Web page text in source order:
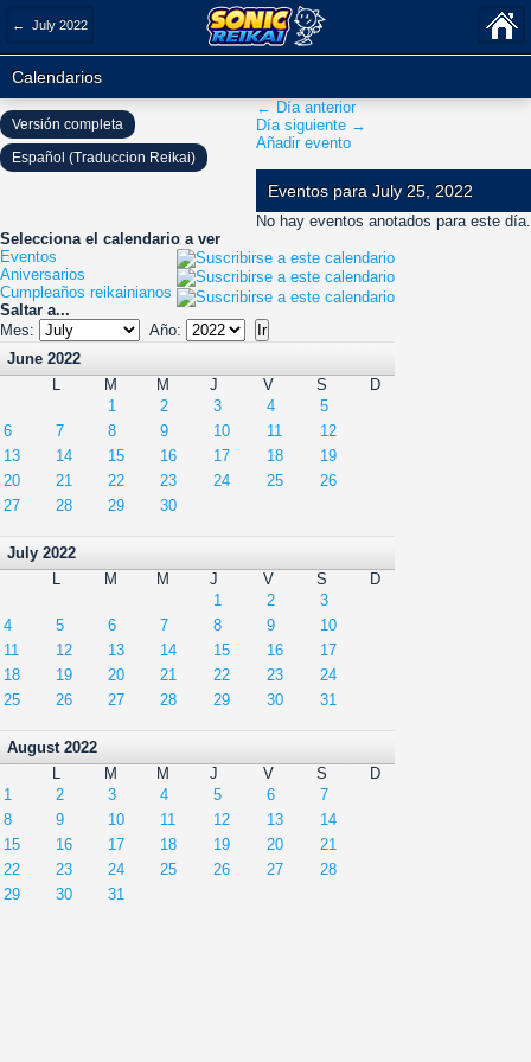
← July 2022
Calendarios
← Día anterior
Día siguiente →
Añadir evento
Eventos para July 25, 2022
No hay eventos anotados para este día.
Selecciona el calendario a ver
Eventos
Aniversarios
Cumpleaños reikainianos
Saltar a...
Mes:
Año:
June 2022
L
M M J V S
D
1
2 3 4
5
6
7 8 9 10 11
12
13
14 15 16 17 18
19
20
21 22 23 24 25
26
27
28 29 30
July 2022
L
M M J V S
D
1
2
3
4
5 6 7 8 9
10
11
12 13 14 15 16
17
18
19 20 21 22 23
24
25
26 27 28 29 30 31
August 2022
L
M M J V S
D
1
2 3 4 5 6
7
8
9 10 11 12 13
14
15
16 17 18 19 20
21
22
23 24 25 26 27
28
29
30 31
Versión completa
Español (Traduccion Reikai)